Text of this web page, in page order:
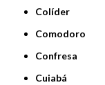
Colíder
Comodoro
Confresa
Cuiabá